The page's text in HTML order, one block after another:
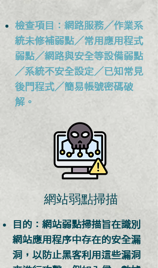
檢查項目：網路服務／作業系
統未修補弱點／常用應用程式
弱點／網路與安全等設備弱點
／系統不安全設定／已知常見
後門程式／簡易帳號密碼破
解。
​網站弱點掃描
目的：網站弱點掃描旨在識別
網站應用程序中存在的安全漏
洞，以防止黑客利用這些漏洞